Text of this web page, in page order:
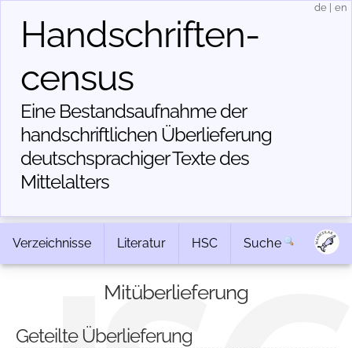
Handschriften­
census
Eine Bestandsaufnahme der
handschriftlichen Über­lieferung
deutschsprachiger Texte des
Mittelalters
de en
Verzeichnisse Literatur HSC Suche
Mitüberlieferung
Geteilte Überlieferung